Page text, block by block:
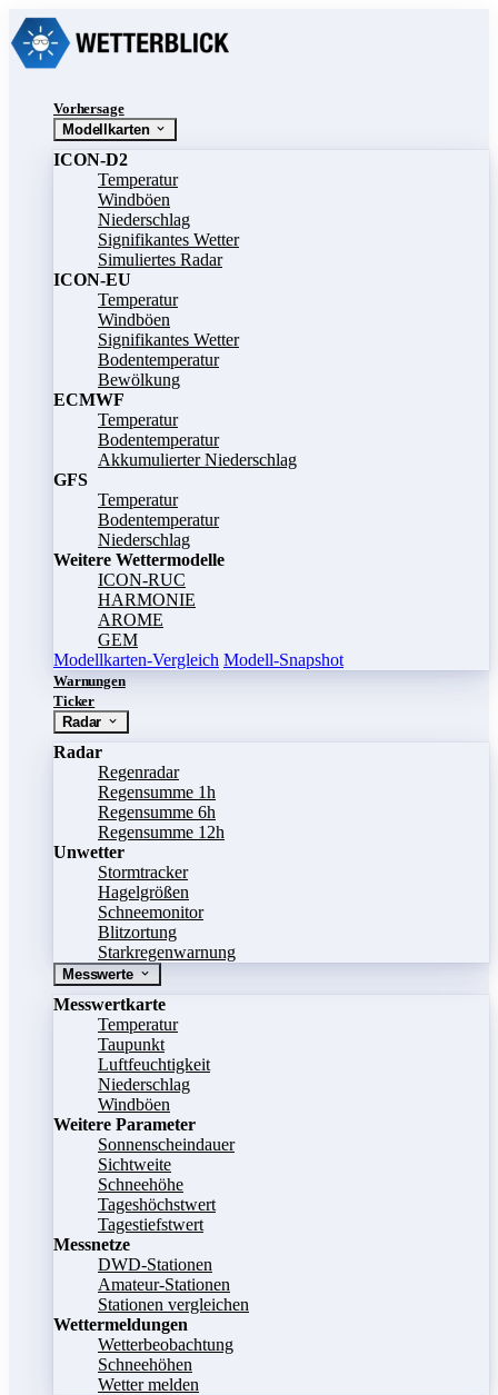
Vorhersage
Modellkarten
ICON-D2
Temperatur
Windböen
Niederschlag
Signifikantes Wetter
Simuliertes Radar
ICON-EU
Temperatur
Windböen
Signifikantes Wetter
Bodentemperatur
Bewölkung
ECMWF
Temperatur
Bodentemperatur
Akkumulierter Niederschlag
GFS
Temperatur
Bodentemperatur
Niederschlag
Weitere Wettermodelle
ICON-RUC
HARMONIE
AROME
GEM
Modellkarten-Vergleich Modell-Snapshot
Warnungen
Ticker
Radar
Radar
Regenradar
Regensumme 1h
Regensumme 6h
Regensumme 12h
Unwetter
Stormtracker
Hagelgrößen
Schneemonitor
Blitzortung
Starkregenwarnung
Messwerte
Messwertkarte
Temperatur
Taupunkt
Luftfeuchtigkeit
Niederschlag
Windböen
Weitere Parameter
Sonnenscheindauer
Sichtweite
Schneehöhe
Tageshöchstwert
Tagestiefstwert
Messnetze
DWD-Stationen
Amateur-Stationen
Stationen vergleichen
Wettermeldungen
Wetterbeobachtung
Schneehöhen
Wetter melden